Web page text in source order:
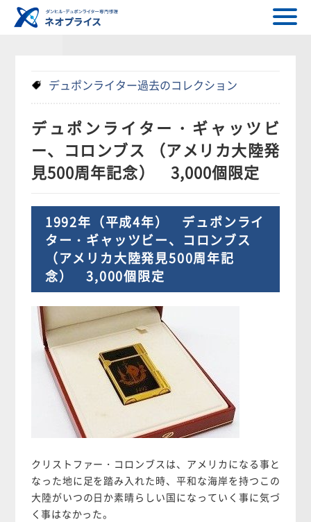
デュポンライター過去のコレクション
デュポンライター・ギャッツビ
ー、コロンブス （アメリカ大陸発
見500周年記念） 3,000個限定
1992年（平成4年） デュポンライ
ター・ギャッツビー、コロンブス
（アメリカ大陸発見500周年記
念） 3,000個限定
クリストファー・コロンブスは、アメリカになる事と
なった地に足を踏み入れた時、平和な海岸を持つこの
大陸がいつの日か素晴らしい国になっていく事に気づ
く事はなかった。